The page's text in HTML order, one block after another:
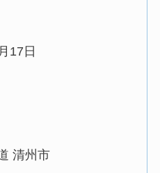
17日
清州市